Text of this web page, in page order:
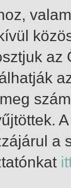
a